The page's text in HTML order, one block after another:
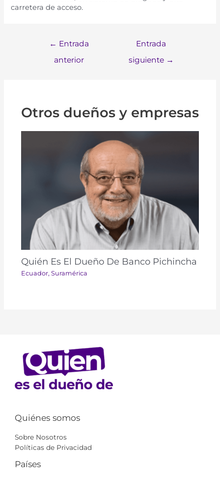
carretera de acceso.
← Entrada
anterior
Entrada
siguiente →
Otros dueños y empresas
Quién Es El Dueño De Banco Pichincha
Ecuador, Suramérica​​
Quiénes somos
Sobre Nosotros
Políticas de Privacidad
Países